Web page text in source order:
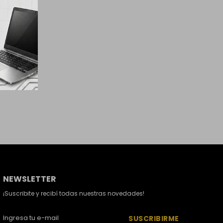
NEWSLETTER
¡Suscribite y recibí todas nuestras novedades!
SUSCRIBIRME